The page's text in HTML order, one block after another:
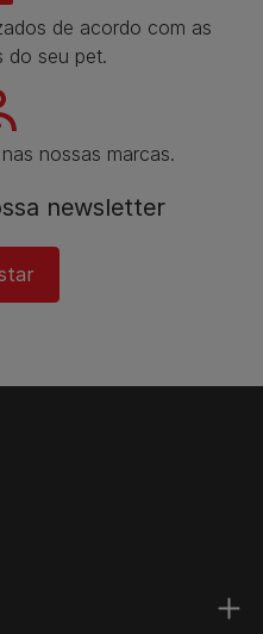
de acordo com as
do seu pet.
nossas marcas.
newsletter